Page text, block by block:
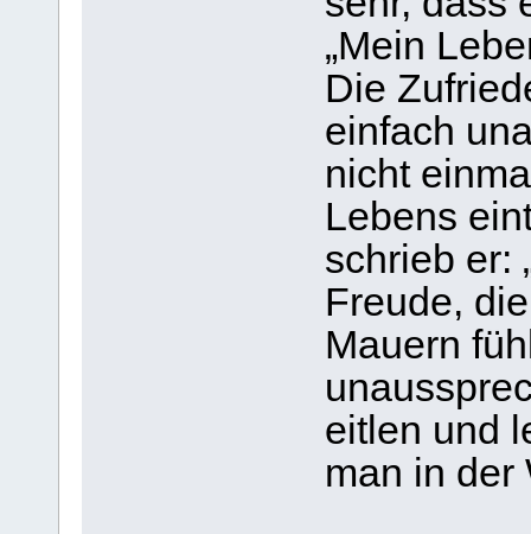
„Mein
Die
einfach
nicht
Lebens
schrieb er:
Freude,
Mauern
eitlen und
man in der